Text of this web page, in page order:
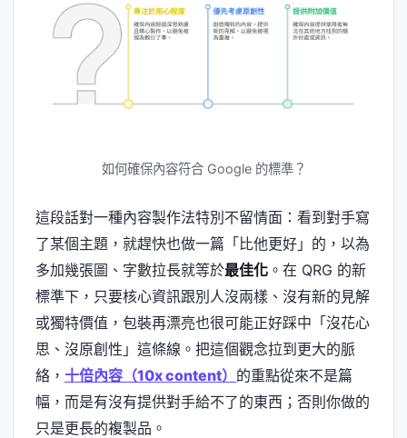
如何確保內容符合 Google 的標準？
這段話對一種內容製作法特別不留情面：看到對手寫
了某個主題，就趕快也做一篇「比他更好」的，以為
多加幾張圖、字數拉長就等於最佳化 。在 QRG 的新
標準下，只要核心資訊跟別人沒兩樣、沒有新的見解
或獨特價值，包裝再漂亮也很可能正好踩中「沒花心
思、沒原創性」這條線。把這個觀念拉到更大的脈
絡， 十倍內容（10x content） 的重點從來不是篇
幅，而是有沒有提供對手給不了的東西；否則你做的
只是更長的複製品。